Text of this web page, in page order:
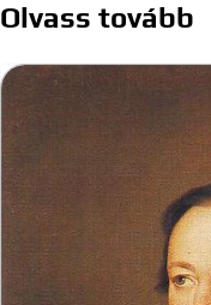
Olvass tovább